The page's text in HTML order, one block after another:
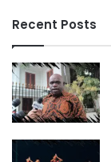
Recent Posts